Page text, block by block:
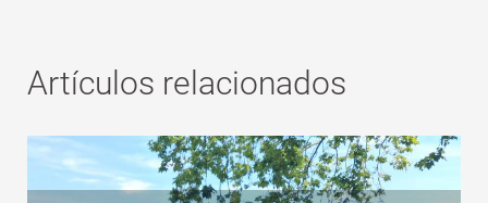
Artículos relacionados